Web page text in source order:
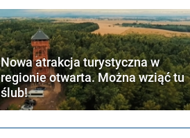
Nowa atrakcja turystyczna w
regionie otwarta. Można wziąć tu
ślub!